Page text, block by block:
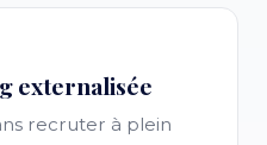
externalisée
recruter à plein